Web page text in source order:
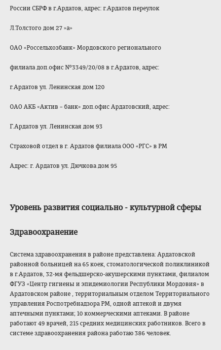
России СБРФ в г.Ардатов, адрес: г.Ардатов переулок
Л.Толстого дом 27 »а»
ОАО «Россельхозбанк» Мордовского регионального
филиала доп.офис №3349/20/08 в г.Ардатов, адрес:
г.Ардатов ул. Ленинская дом 120
ОАО АКБ «Актив – банк» доп.офис Ардатовский, адрес:
Г.Ардатов ул. Ленинская дом 93
Страховой отдел в г. Ардатов филиала ООО «РГС» в РМ
Адрес: г. Ардатов ул. Дючкова дом 95
Уровень развития социально - культурной сферы
Здравоохранение
Система здравоохранения в районе представлена: Ардатовской
районной больницей на 65 коек, стоматологической поликлиникой
в г.Ардатов, 32-мя фельдшерско-акушерскими пунктами, филиалом
ФГУЗ «Центр гигиены и эпидемиологии Республики Мордовия» в
Ардатовском районе , территориальным отделом Территориального
управления Роспотребнадзора РМ, одной аптекой и двумя
аптечными пунктами; 10 коммерческими аптеками. В районе
работают 49 врачей, 215 средних медицинских работников. Всего в
системе здравоохранения района работаю 386 человек.